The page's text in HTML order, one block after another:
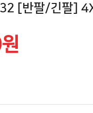
[반팔/긴팔]